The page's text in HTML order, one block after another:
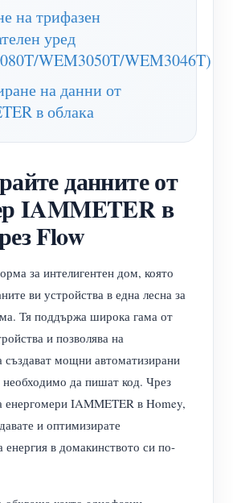
потребление на електроенергия
управление на фотоволтаични
автоматизация
на продукта
за награди
на трифазен
уред
WEM3050T/WEM3046T)
на данни от
в облака
данните от
IAMMETER в
Flow
за интелигентен дом, която
ви устройства в една лесна за
Тя поддържа широка гама от
и позволява на
създават мощни автоматизирани
необходимо да пишат код. Чрез
енергомери IAMMETER в Homey,
и оптимизирате
енергия в домакинството си по-